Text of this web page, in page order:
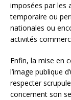
imposées par les
temporaire ou
nationales ou
activités
Enfin, la mise en
l’image publique
respecter
concernent son